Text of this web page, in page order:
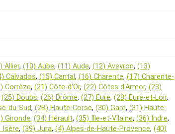
Allier, (10) Aube, (11) Aude, (12) Aveyron, (13)
Calvados, (15) Cantal, (16) Charente, (17) Charente-
Corrèze, (21) Côte-d'Or, (22) Côtes d'Armor, (23)
(25) Doubs, (26) Drôme, (27) Eure, (28) Eure-et-Loir,
du-Sud, (2B) Haute-Corse, (30) Gard, (31) Haute-
Gironde, (34) Hérault, (35) Ille-et-Vilaine, (36) Indre,
Isère, (39) Jura, (4) Alpes-de-Haute-Provence, (40)